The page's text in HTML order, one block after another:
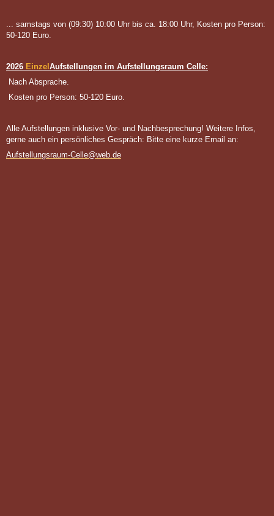
... samstags von (09:30) 10:00 Uhr bis ca. 18:00 Uhr, Kosten pro Person:
50-120 Euro.
2026 Einzel Aufstellungen im Aufstellungsraum Celle:
Nach Absprache.
Kosten pro Person: 50-120 Euro.
Alle Aufstellungen inklusive Vor- und Nachbesprechung! Weitere Infos,
gerne auch ein persönliches Gespräch: Bitte eine kurze Email an:
Aufstellungsraum-Celle@web.de